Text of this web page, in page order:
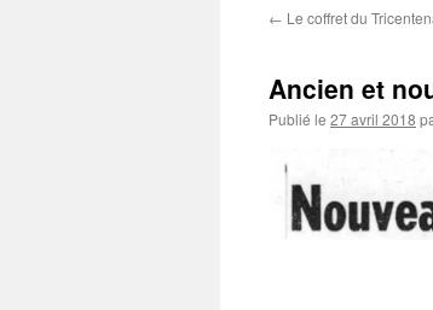
← Le coffret du
Ancien et
Publié le 27 avril 2018